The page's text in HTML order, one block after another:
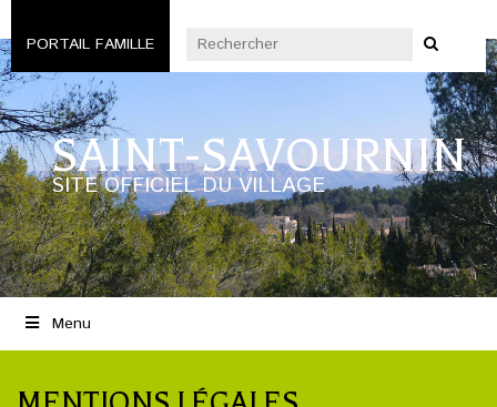
PORTAIL FAMILLE
SAINT-SAVOURNIN
SITE OFFICIEL DU VILLAGE
Menu